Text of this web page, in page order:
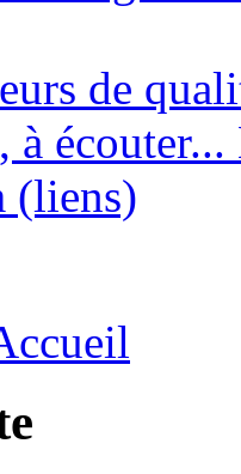
de
écouter...
(liens)